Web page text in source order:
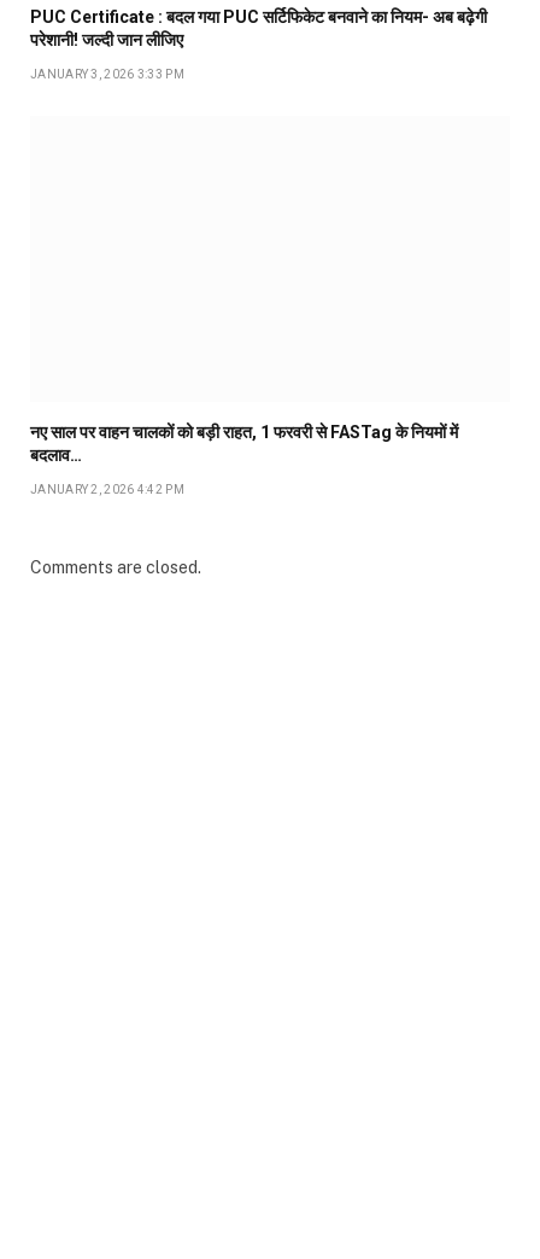
PUC Certificate : बदल गया PUC सर्टिफिकेट बनवाने का नियम- अब बढ़ेगी
परेशानी! जल्दी जान लीजिए
JANUARY 3, 2026 3:33 PM
नए साल पर वाहन चालकों को बड़ी राहत, 1 फरवरी से FASTag के नियमों में
बदलाव…
JANUARY 2, 2026 4:42 PM
Comments are closed.